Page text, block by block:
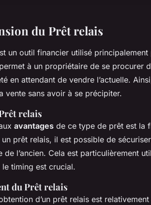
du Prêt relais
un outil financier utilisé
à un propriétaire de se procurer
en attendant de vendre l’actuelle.
vente sans avoir à se précipiter.
relais
avantages de ce type de prêt est la
prêt relais, il est possible de
de l’ancien. Cela est particulièrement
le timing est crucial.
du Prêt relais
d’un prêt relais est